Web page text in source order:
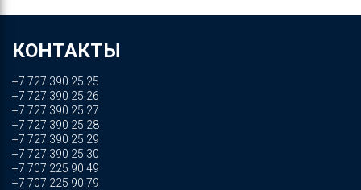
КОНТАКТЫ
+7 727 390 25 25
+7 727 390 25 26
+7 727 390 25 27
+7 727 390 25 28
+7 727 390 25 29
+7 727 390 25 30
+7 707 225 90 49
+7 707 225 90 79